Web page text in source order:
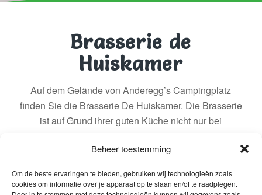
Beheer toestemming
Om de beste ervaringen te bieden, gebruiken wij technologieën zoals
cookies om informatie over je apparaat op te slaan en/of te raadplegen.
Brasserie de
Huiskamer
Auf dem Gelände von Anderegg’s Campingplatz
finden Sie die Brasserie De Huiskamer. Die Brasserie
ist auf Grund ihrer guten Küche nicht nur bei
Bierliebhaber kommen beispielsweise bei einem
Kosten. Wenn Sie mal keine Lust haben, selbst zu